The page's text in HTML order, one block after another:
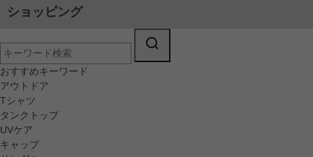
ショッピング
おすすめキーワード
アウトドア
Tシャツ
タンクトップ
UVケア
キャップ